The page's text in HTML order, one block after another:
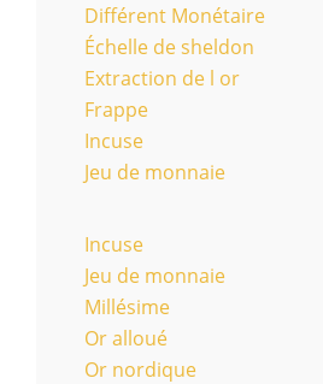
Différent Monétaire
Échelle de sheldon
Extraction de l or
Frappe
Incuse
Jeu de monnaie
Incuse
Jeu de monnaie
Millésime
Or alloué
Or nordique